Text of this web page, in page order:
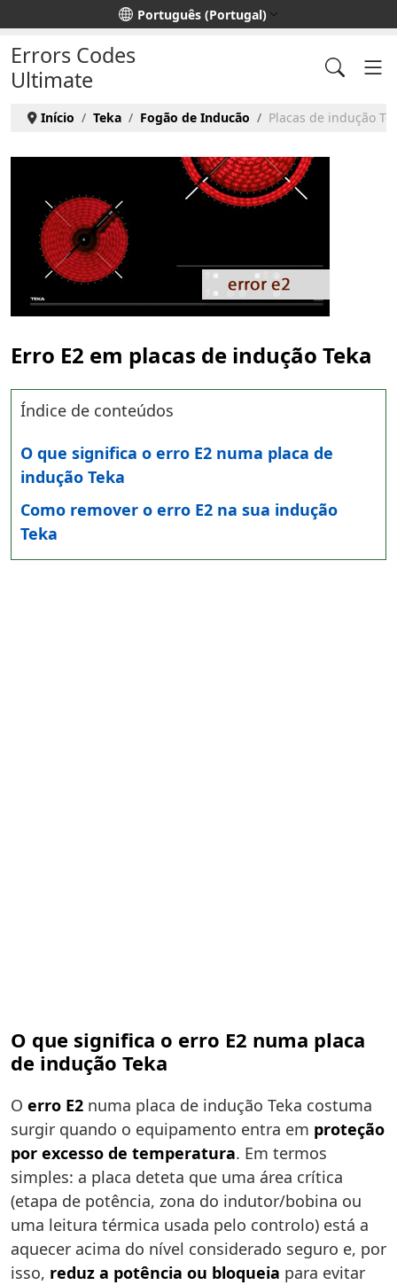
Escolha o seu idioma Português (Portugal)
Errors Codes
Ultimate
Início Teka Fogão de Inducão Placas de indução
Erro E2 em placas de indução Teka
Índice de conteúdos
O que significa o erro E2 numa placa de
indução Teka
Como remover o erro E2 na sua indução
Teka
O que significa o erro E2 numa placa
de indução Teka
O erro E2 numa placa de indução Teka costuma
surgir quando o equipamento entra em proteção
por excesso de temperatura. Em termos
simples: a placa deteta que uma área crítica
(etapa de potência, zona do indutor/bobina ou
uma leitura térmica usada pelo controlo) está a
aquecer acima do nível considerado seguro e, por
isso, reduz a potência ou bloqueia para evitar